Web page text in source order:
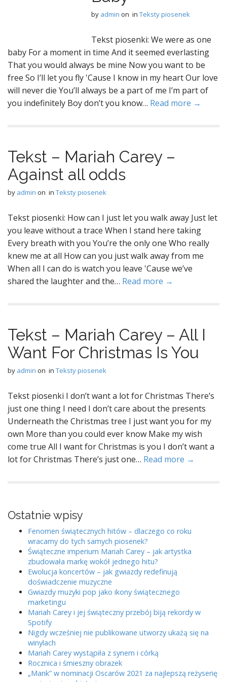
by admin on in Teksty piosenek
Tekst piosenki: We were as one
baby For a moment in time And it seemed everlasting
That you would always be mine Now you want to be
free So I’ll let you fly 'Cause I know in my heart Our love
will never die You’ll always be a part of me I’m part of
you indefinitely Boy don’t you know… Read more →
Tekst – Mariah Carey –
Against all odds
by admin on in Teksty piosenek
Tekst piosenki: How can I just let you walk away Just let
you leave without a trace When I stand here taking
Every breath with you You’re the only one Who really
knew me at all How can you just walk away from me
When all I can do is watch you leave 'Cause we’ve
shared the laughter and the… Read more →
Tekst – Mariah Carey – All I
Want For Christmas Is You
by admin on in Teksty piosenek
Tekst piosenki I don’t want a lot for Christmas There’s
just one thing I need I don’t care about the presents
Underneath the Christmas tree I just want you for my
own More than you could ever know Make my wish
come true All I want for Christmas is you I don’t want a
lot for Christmas There’s just one… Read more →
Ostatnie wpisy
Fenomen świątecznych hitów – dlaczego co roku
wracamy do tych samych piosenek?
Świąteczne imperium Mariah Carey – jak artystka
zbudowała markę wokół jednego hitu?
Ewolucja koncertów – jak gwiazdy redefinują
doświadczenie muzyczne
Gwiazdy muzyki pop jako ikony świątecznego
marketingu
Mariah Carey i jej świąteczny przebój biją rekordy w
Spotify
Nigdy wcześniej nie publikowane utworzy ukażą się na
winylach
Mariah Carey wystąpiła z synem i córką
Rocznica i śmieszny obrazek
„Mank” w nominacji Oscarów 2021 za najlepszą reżyserię